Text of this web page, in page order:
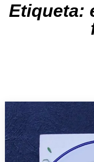
Etiqueta: